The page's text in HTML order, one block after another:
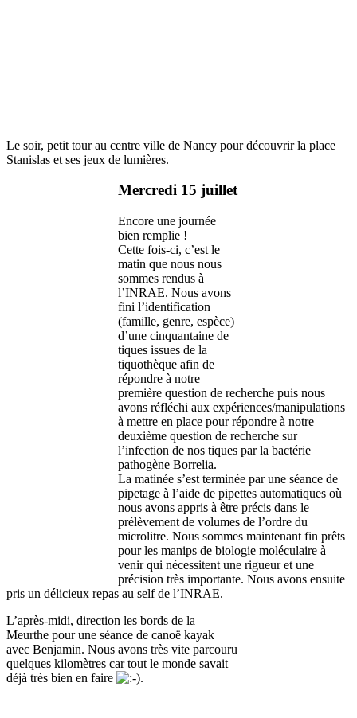
Le soir, petit tour au centre ville de Nancy pour découvrir la place
Stanislas et ses jeux de lumières.
Mercredi 15 juillet
Encore une journée
bien remplie !
Cette fois-ci, c’est le
matin que nous nous
sommes rendus à
l’INRAE. Nous avons
fini l’identification
(famille, genre, espèce)
d’une cinquantaine de
tiques issues de la
tiquothèque afin de
répondre à notre
première question de recherche puis nous
avons réfléchi aux expériences/manipulations
à mettre en place pour répondre à notre
deuxième question de recherche sur
l’infection de nos tiques par la bactérie
pathogène Borrelia.
La matinée s’est terminée par une séance de
pipetage à l’aide de pipettes automatiques où
nous avons appris à être précis dans le
prélèvement de volumes de l’ordre du
microlitre. Nous sommes maintenant fin prêts
pour les manips de biologie moléculaire à
venir qui nécessitent une rigueur et une
précision très importante. Nous avons ensuite
pris un délicieux repas au self de l’INRAE.
L’après-midi, direction les bords de la
Meurthe pour une séance de canoë kayak
avec Benjamin. Nous avons très vite parcouru
quelques kilomètres car tout le monde savait
déjà très bien en faire
.